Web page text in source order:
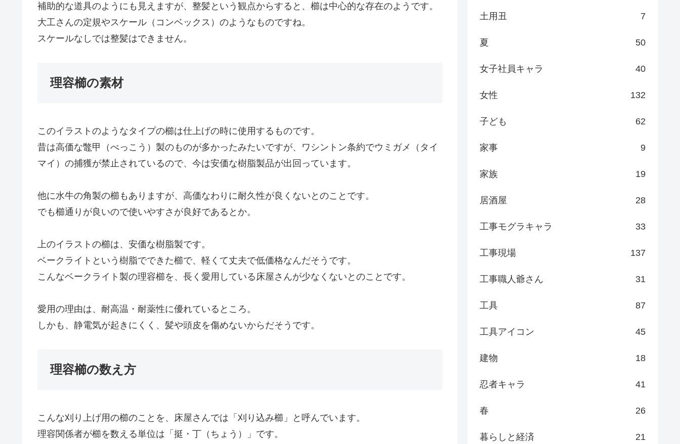
補助的な道具のようにも見えますが、整髪という観点からすると、櫛は中心的な存在のようです。
大工さんの定規やスケール（コンベックス）のようなものですね。
スケールなしでは整髪はできません。
理容櫛の素材
このイラストのようなタイプの櫛は仕上げの時に使用するものです。
昔は高価な鼈甲（べっこう）製のものが多かったみたいですが、ワシントン条約でウミガメ（タイ
マイ）の捕獲が禁止されているので、今は安価な樹脂製品が出回っています。
他に水牛の角製の櫛もありますが、高価なわりに耐久性が良くないとのことです。
でも櫛通りが良いので使いやすさが良好であるとか。
上のイラストの櫛は、安価な樹脂製です。
ベークライトという樹脂でできた櫛で、軽くて丈夫で低価格なんだそうです。
こんなベークライト製の理容櫛を、長く愛用している床屋さんが少なくないとのことです。
愛用の理由は、耐高温・耐薬性に優れているところ。
しかも、静電気が起きにくく、髪や頭皮を傷めないからだそうです。
理容櫛の数え方
こんな刈り上げ用の櫛のことを、床屋さんでは「刈り込み櫛」と呼んでいます。
理容関係者が櫛を数える単位は「挺・丁（ちょう）」です。
土用丑 7
夏 50
女子社員キャラ 40
女性 132
子ども 62
家事 9
家族 19
居酒屋 28
工事モグラキャラ 33
工事現場 137
工事職人爺さん 31
工具 87
工具アイコン 45
建物 18
忍者キャラ 41
春 26
暮らしと経済 21